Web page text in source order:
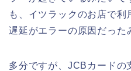
も、イツラックのお店で
遅延がエラーの原因だった
多分ですが、JCBカードの